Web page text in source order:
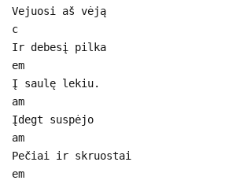
Vejuosi aš vėją
c
Ir debesį pilka
em
Į saulę lekiu.
am
Įdegt suspėjo
am
Pečiai ir skruostai
em